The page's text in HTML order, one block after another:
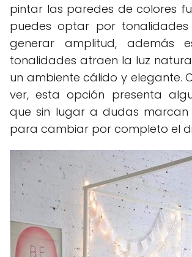
pintar las paredes de colores
puedes optar por
generar amplitud, además
tonalidades atraen la luz
un ambiente cálido y elegante.
ver, esta opción presenta
que sin lugar a dudas marcan
para cambiar por completo el